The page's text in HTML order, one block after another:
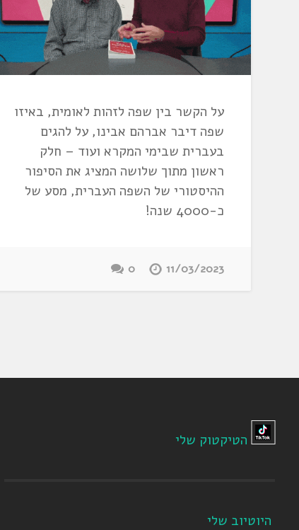
על הקשר בין שפה לזהות לאומית, באיזו
שפה דיבר אברהם אבינו, על להגים
בעברית שבימי המקרא ועוד – חלק
ראשון מתוך שלושה המציג את הסיפור
ההיסטורי של השפה העברית, מסע של
כ-4000 שנה!
11/03/2023
0
הטיקטוק שלי
היוטיוב שלי